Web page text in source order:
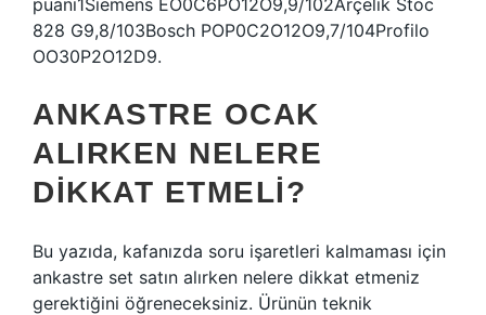
puanı1Siemens EO0C6PO12O9,9/102Arçelik Stoc
828 G9,8/103Bosch POP0C2O12O9,7/104Profilo
OO30P2O12D9.
ANKASTRE OCAK
ALIRKEN NELERE
DIKKAT ETMELI?
Bu yazıda, kafanızda soru işaretleri kalmaması için
ankastre set satın alırken nelere dikkat etmeniz
gerektiğini öğreneceksiniz. Ürünün teknik